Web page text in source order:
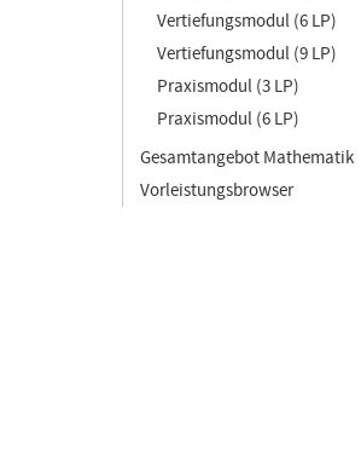
Vertiefungsmodul (6 LP)
Vertiefungsmodul (9 LP)
Praxismodul (3 LP)
Praxismodul (6 LP)
Gesamtangebot Mathematik
Vorleistungsbrowser